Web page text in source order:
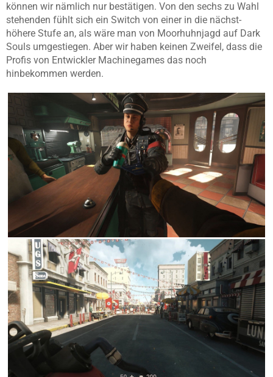
können wir nämlich nur bestätigen. Von den sechs zu Wahl
stehenden fühlt sich ein Switch von einer in die nächst-
höhere Stufe an, als wäre man von Moorhuhnjagd auf Dark
Souls umgestiegen. Aber wir haben keinen Zweifel, dass die
Profis von Entwickler Machinegames das noch
hinbekommen werden.